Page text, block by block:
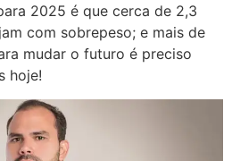
2025 é que cerca de 2,3
com sobrepeso; e mais de
mudar o futuro é preciso
hoje!